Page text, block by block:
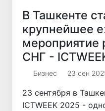
В Ташкенте
крупнейшее
мероприятие
СНГ -
Бизнес 23 сен
23 сентября в
ICTWEEK 2025 -